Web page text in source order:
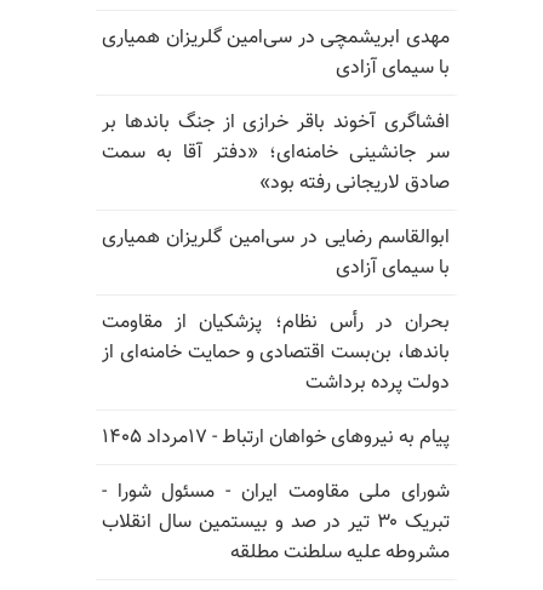
مهدی ابریشمچی در سی‌امین گلریزان همیاری
با سیمای آزادی
افشاگری آخوند باقر خرازی از جنگ باندها بر
سر جانشینی خامنه‌ای؛ «دفتر آقا به سمت
صادق لاریجانی رفته بود»
ابوالقاسم رضایی در سی‌امین گلریزان همیاری
با سیمای آزادی
بحران در رأس نظام؛ پزشکیان از مقاومت
باندها، بن‌بست اقتصادی و حمایت خامنه‌ای از
دولت پرده برداشت
پیام به نیروهای خواهان ارتباط - ۱۷مرداد ۱۴۰۵
شورای ملی مقاومت ایران - مسئول شورا -
تبریک ۳۰ تیر در صد و بیستمین سال انقلاب
مشروطه علیه سلطنت مطلقه